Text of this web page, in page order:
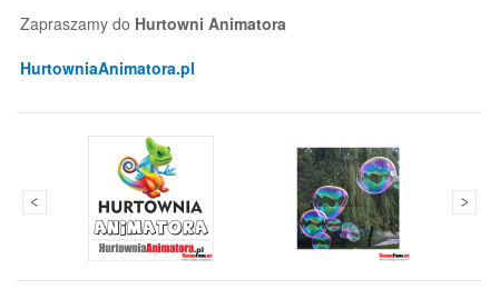
Zapraszamy do Hurtowni Animatora
HurtowniaAnimatora.pl